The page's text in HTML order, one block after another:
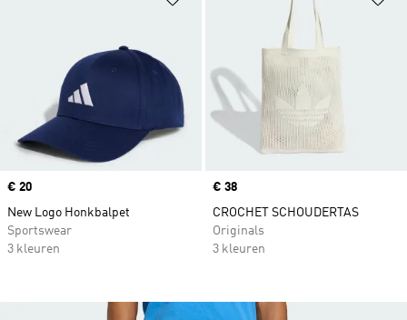
Price
€ 20
New Logo Honkbalpet
Sportswear
3 kleuren
Price
€ 38
CROCHET SCHOUDERTAS
Originals
3 kleuren